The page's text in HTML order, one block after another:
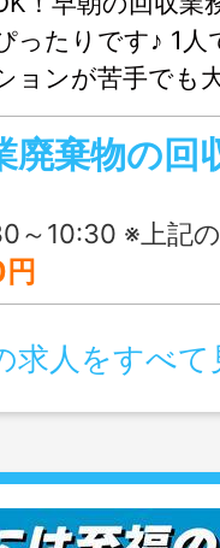
ったりです♪ 1人
ョンが苦手でも
年退職後の活気
中。お気軽にご
※上記の時間帯で3
求人をすべて